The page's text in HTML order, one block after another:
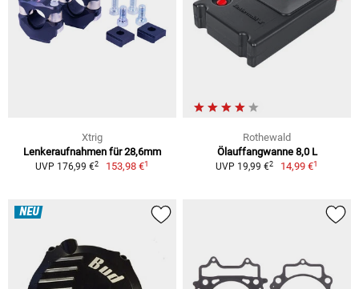
Xtrig
Lenkeraufnahmen für 28,6mm
UVP 176,99 €2 153,98 €1
Rothewald
Ölauffangwanne 8,0 L
UVP 19,99 €2 14,99 €1
NEU